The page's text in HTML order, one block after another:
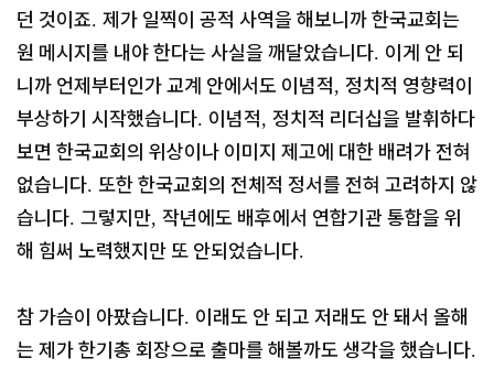
던 것이죠. 제가 일찍이 공적 사역을 해보니까 한국교회는
원 메시지를 내야 한다는 사실을 깨달았습니다. 이게 안 되
니까 언제부터인가 교계 안에서도 이념적, 정치적 영향력이
부상하기 시작했습니다. 이념적, 정치적 리더십을 발휘하다
보면 한국교회의 위상이나 이미지 제고에 대한 배려가 전혀
없습니다. 또한 한국교회의 전체적 정서를 전혀 고려하지 않
습니다. 그렇지만, 작년에도 배후에서 연합기관 통합을 위
해 힘써 노력했지만 또 안되었습니다.
참 가슴이 아팠습니다. 이래도 안 되고 저래도 안 돼서 올해
는 제가 한기총 회장으로 출마를 해볼까도 생각을 했습니다.